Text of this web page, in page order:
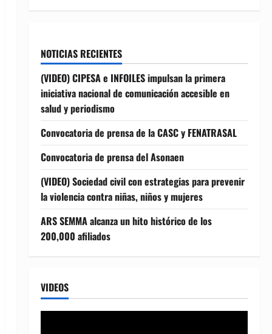
NOTICIAS RECIENTES
(VIDEO) CIPESA e INFOILES impulsan la primera
iniciativa nacional de comunicación accesible en
salud y periodismo
Convocatoria de prensa de la CASC y FENATRASAL
Convocatoria de prensa del Asonaen
(VIDEO) Sociedad civil con estrategias para prevenir
la violencia contra niñas, niños y mujeres
ARS SEMMA alcanza un hito histórico de los
200,000 afiliados
VIDEOS